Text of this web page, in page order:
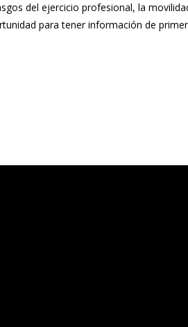
del ejercicio profesional, la
para tener información de